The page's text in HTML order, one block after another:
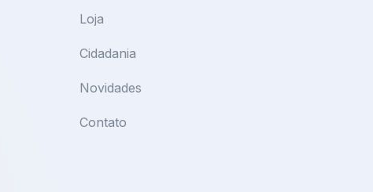
Loja
Cidadania
Novidades
Contato